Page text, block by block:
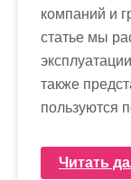
компаний и
статье мы
также
пользуются
Читать